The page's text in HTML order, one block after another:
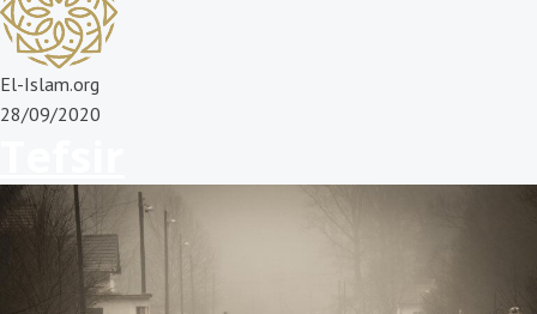
El-Islam.org
28/09/2020